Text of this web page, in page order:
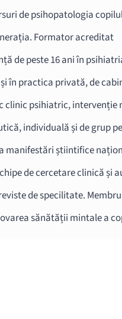
de psihopatologia
Formator acreditat
de peste 16 ani în
în practica privată, de
clinic psihiatric, intervenție
individuală și de grup
manifestări știintifice
de cercetare clinică și
de specilitate.
sănătății mintale a